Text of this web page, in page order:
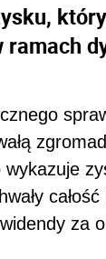
ramach
wykazuje
za